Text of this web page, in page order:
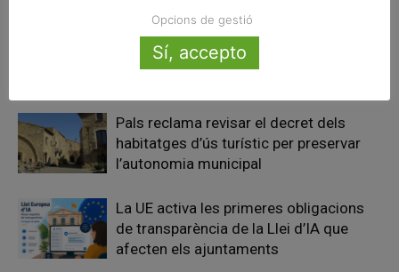
Amposta culmina el Pla de
Sostenibilitat Turística en Destí amb la
Pals reclama revisar el decret dels
habitatges d’ús turístic per preservar
l’autonomia municipal
La UE activa les primeres obligacions
de transparència de la Llei d’IA que
afecten els ajuntaments
Opcions de gestió
Sí, accepto